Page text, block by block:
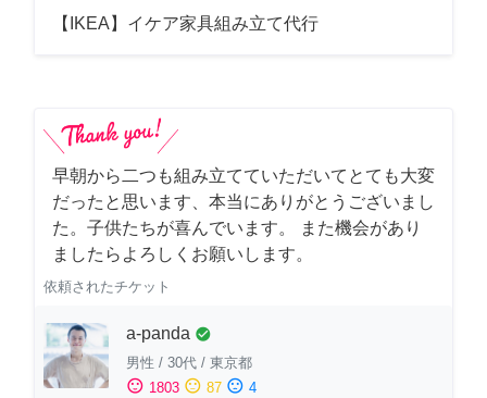
【IKEA】イケア家具組み立て代行
早朝から二つも組み立てていただいてとても大変
だったと思います、本当にありがとうございまし
た。子供たちが喜んでいます。 また機会があり
ましたらよろしくお願いします。
依頼されたチケット
a-panda check_circle
男性 / 30代 / 東京都
sentiment_satisfied 1803 sentiment_neutral 87 sentiment_dissatisfied 4